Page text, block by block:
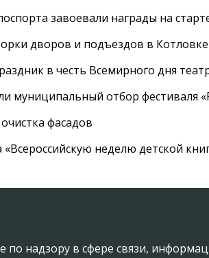
завоевали награды на
дворов и подъездов в Котловке
в честь Всемирного дня
отбор фестиваля
фасадов
неделю детской
по надзору в сфере связи,